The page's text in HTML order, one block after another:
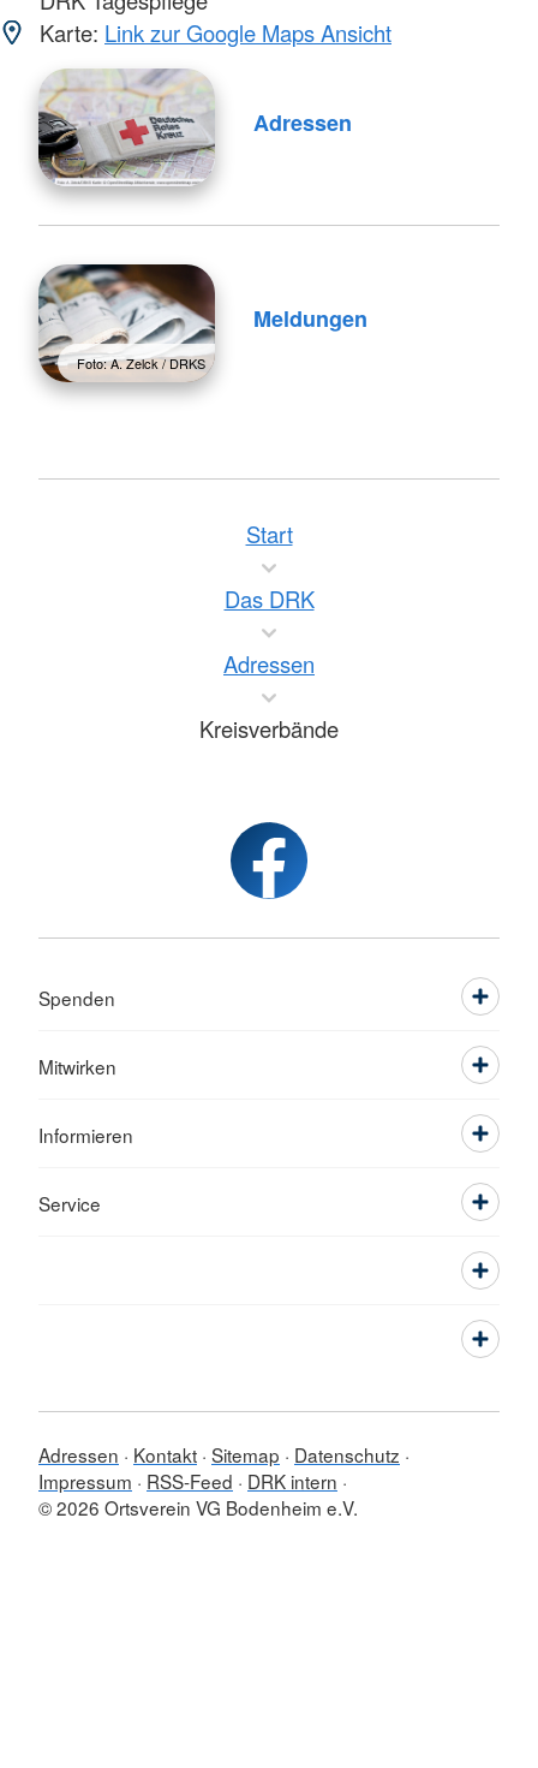
Karte: Link zur Google Maps Ansicht
Adressen
Foto: A. Zelck / DRKS
Meldungen
Start
Das DRK
Adressen
Kreisverbände
Spenden
Mitwirken
Informieren
Service
Adressen Kontakt Sitemap
Datenschutz
Impressum
RSS-Feed
DRK intern
© 2026 Ortsverein VG Bodenheim e.V.